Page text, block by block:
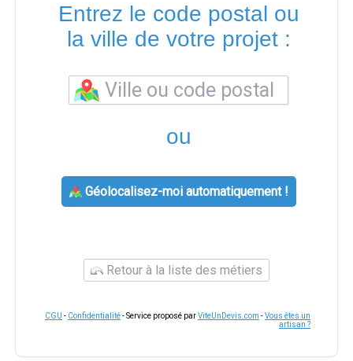
Entrez le code postal ou
la ville de votre projet :
ou
Géolocalisez-moi automatiquement !
Retour à la liste des métiers
CGU - Confidentialité- Service proposé parViteUnDevis.com -Vous êtes un
artisan ?